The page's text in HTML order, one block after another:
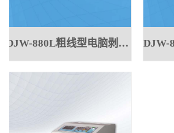
DJW-880L粗线型电脑剥线机4-25方